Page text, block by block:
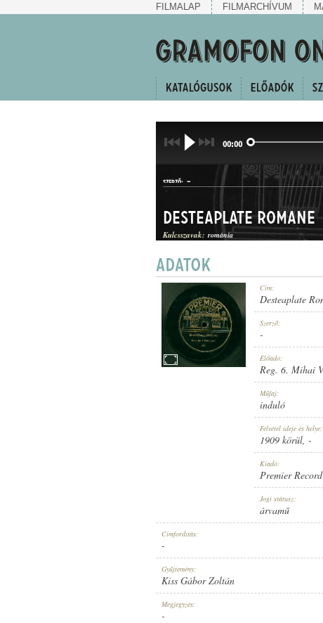
FILMALAP FILMARCHÍVUM
00:00
SZERZŐ: -
INDULÓ
1909 KÖRÜL
LEMEZSZÁM:
Desteaplate Romane
Kulcsszavak: románia
Cím:
Desteaplate
Szerző:
-
Előadó:
Reg. 6. Mihai
Műfaj:
induló
Felvétel ideje és helye:
1909 körül, -
Kiadó:
Premier Record
Jogi státusz:
árvamű
Címfordítás:
-
Gyűjtemény:
Kiss Gábor Zoltán
Megjegyzés:
-